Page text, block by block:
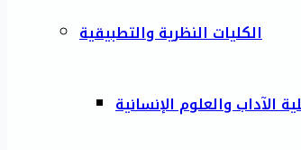
الكليات النظرية والتطبيقية
الآداب والعلوم الإنسانية